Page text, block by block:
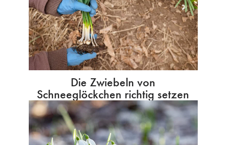
Die Zwiebeln von
Schneeglöckchen richtig setzen